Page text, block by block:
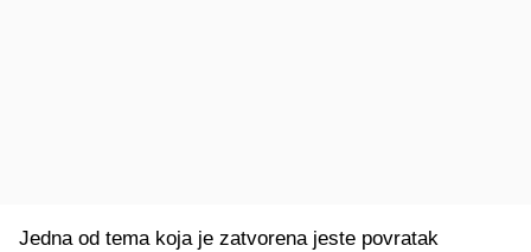
Jedna od tema koja je zatvorena jeste povratak